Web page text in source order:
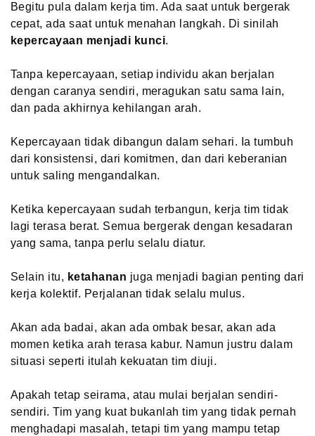
Begitu pula dalam kerja tim. Ada saat untuk bergerak
cepat, ada saat untuk menahan langkah. Di sinilah
kepercayaan menjadi kunci.
Tanpa kepercayaan, setiap individu akan berjalan
dengan caranya sendiri, meragukan satu sama lain,
dan pada akhirnya kehilangan arah.
Kepercayaan tidak dibangun dalam sehari. Ia tumbuh
dari konsistensi, dari komitmen, dan dari keberanian
untuk saling mengandalkan.
Ketika kepercayaan sudah terbangun, kerja tim tidak
lagi terasa berat. Semua bergerak dengan kesadaran
yang sama, tanpa perlu selalu diatur.
Selain itu, ketahanan juga menjadi bagian penting dari
kerja kolektif. Perjalanan tidak selalu mulus.
Akan ada badai, akan ada ombak besar, akan ada
momen ketika arah terasa kabur. Namun justru dalam
situasi seperti itulah kekuatan tim diuji.
Apakah tetap seirama, atau mulai berjalan sendiri-
sendiri. Tim yang kuat bukanlah tim yang tidak pernah
menghadapi masalah, tetapi tim yang mampu tetap